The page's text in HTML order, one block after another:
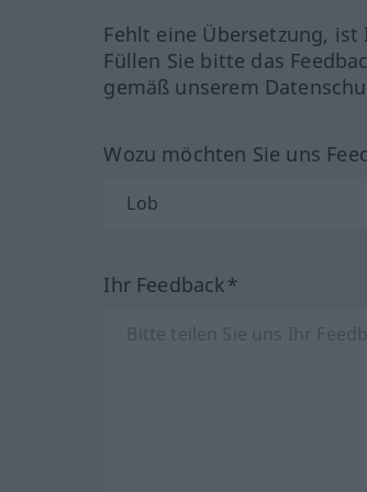
Fehlt eine Übersetzung,
Füllen Sie bitte das
gemäß unserem
Wozu möchten Sie uns
Ihr Feedback*